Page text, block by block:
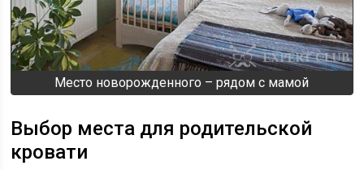
Место новорожденного – рядом с мамой
Выбор места для родительской
кровати